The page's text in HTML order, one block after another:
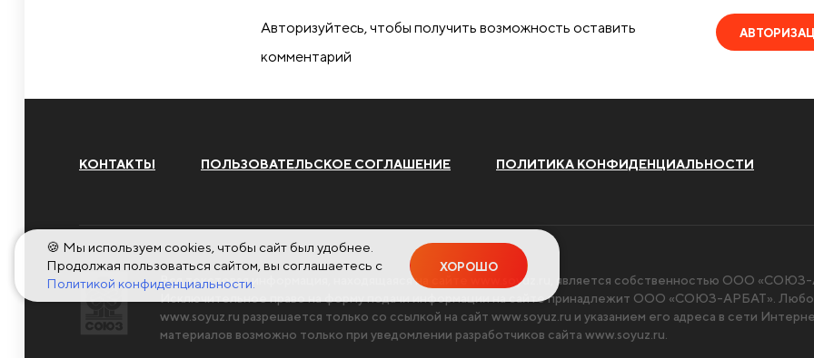
Авторизуйтесь, чтобы получить возможность оставить
комментарий
КОНТАКТЫ ПОЛЬЗОВАТЕЛЬСКОЕ СОГЛАШЕНИЕ ПОЛИТИКА КОНФИДЕНЦИАЛЬНОСТИ
Вся текстовая информация, находящаяся на сайте www.soyuz.ru
, является собственностью ООО
Исключительное право на форму подачи информации на сайте принадлежит ООО «СОЮЗ-АРБАТ».
www.soyuz.ru разрешается только со ссылкой на сайт www.soyuz.ru и указанием его адреса в сети
материалов возможно только при уведомлении разработчиков сайта www.soyuz.ru
🍪 Мы используем cookies, чтобы сайт был удобнее.
Продолжая пользоваться сайтом, вы соглашаетесь с
Политикой конфиденциальности.
ХОРОШО